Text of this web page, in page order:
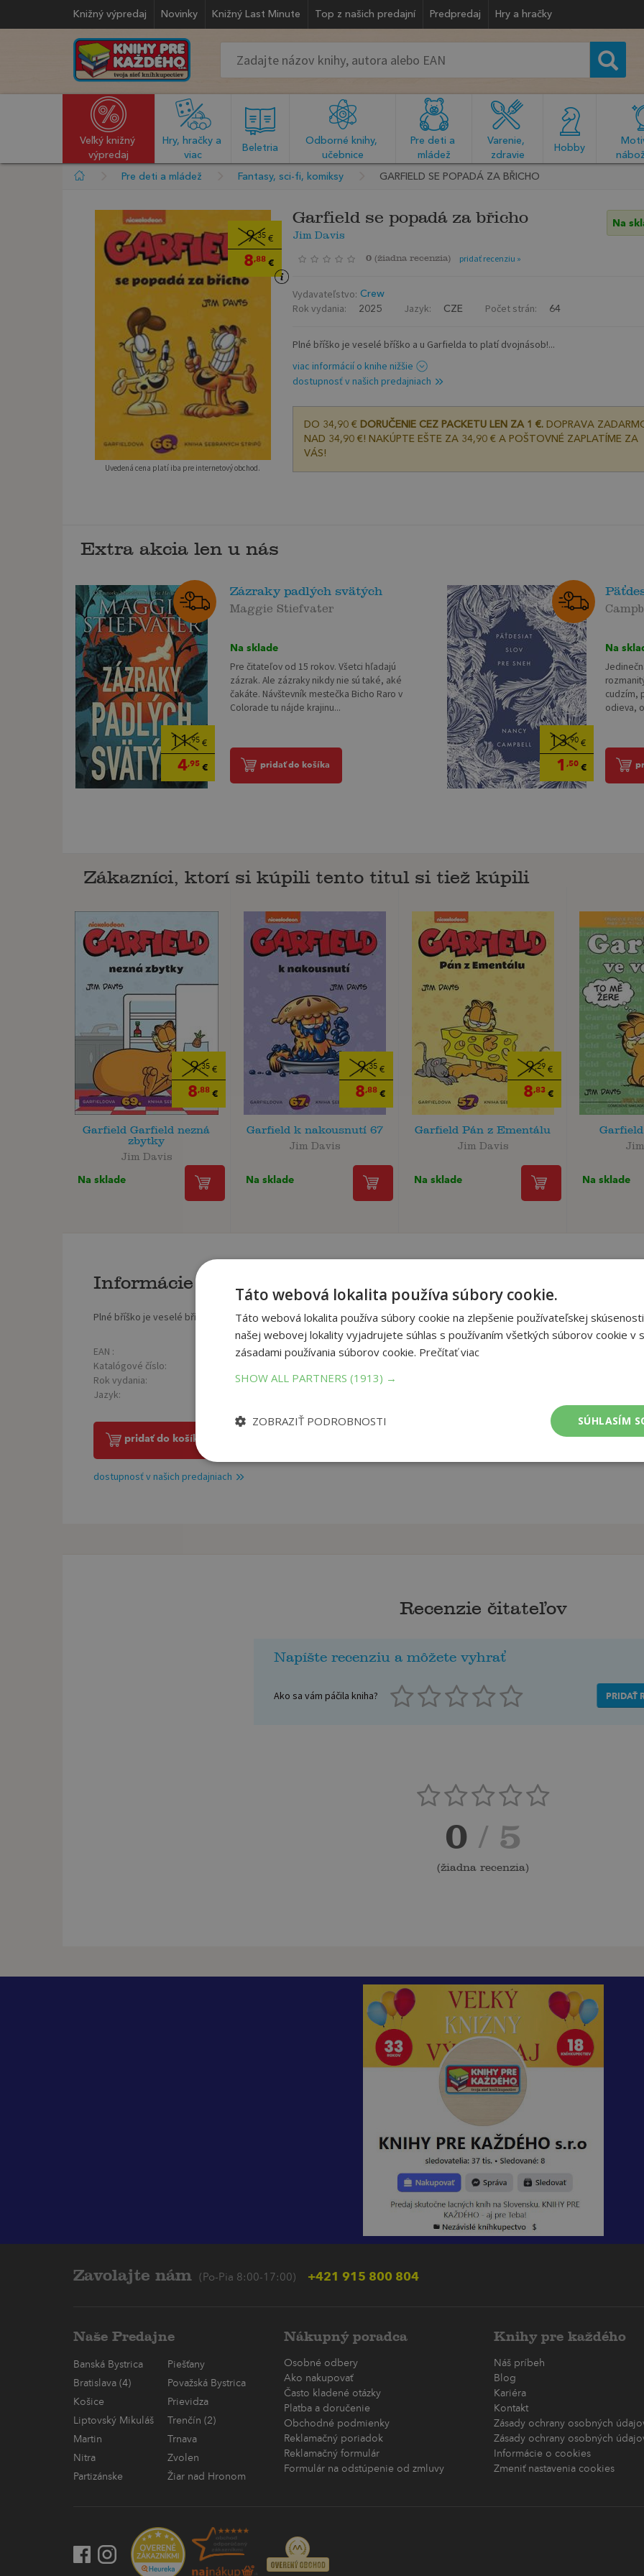
Knižný výpredaj Novinky Knižný Last Minute Top z našich predajní Predpredaj Hry a hračky
Veľký knižný
výpredaj
Hry, hračky a
viac
Beletria
Odborné knihy,
učebnice
Pre deti a
mládež
Varenie,
zdravie
Hobby
Pre deti a mládež Fantasy, sci-fi, komiksy GARFIELD SE POPADÁ ZA BŘICHO
9,35 €
8,88 €
Uvedená cena platí iba pre internetový obchod.
Garfield se popadá za břicho
Jim Davis
Na
0 (žiadna recenzia) pridať recenziu »
Vydavateľstvo: Crew
Rok vydania: 2025 Jazyk: CZE Počet strán: 64
Plné bříško je veselé bříško a u Garfielda to platí dvojnásob!...
viac informácií o knihe nižšie
dostupnosť v našich predajniach
DO 34,90 € DORUČENIE CEZ PACKETU LEN ZA 1 €.DOPRAVA
NAD 34,90 €! NAKÚPTE EŠTE ZA 34,90 € A POŠTOVNÉ ZAPLATÍME ZA
VÁS!
Extra akcia len u nás
11,95€
4,95€
Zázraky padlých svätých
Maggie Stiefvater
Na sklade
Pre čitateľov od 15 rokov. Všetci hľadajú
zázrak. Ale zázraky nikdy nie sú také, aké
čakáte. Návštevník mestečka Bicho Raro v
Colorade tu nájde krajinu...
pridať do košíka
13,90€
1 ,50€
Na
cudzím,
odieva,
Zákazníci, ktorí si kúpili tento titul si tiež kúpili
9,35 €
8,88 €
Garfield Garfield nezná
zbytky
Jim Davis
Na sklade
9,35 €
8,88 €
Garfield k nakousnutí 67
Jim Davis
Na sklade
9,29 €
8,83 €
Garfield Pán z Ementálu
Jim Davis
Na sklade Na sklade
Informácie o knihe
Plné bříško je veselé bříško a u Garfielda to platí dvojnásob!
EAN : 9788076798250
Katalógové číslo:
Rok vydania:
Jazyk:
Počet strán: 64
Rozmer: 210x297 mm
pridať do košíka
dostupnosť v našich predajniach
Recenzie čitateľov
Napíšte recenziu a môžete vyhrať
Ako sa vám páčila kniha? PRIDAŤ
0 / 5
(žiadna recenzia)
Zavolajte nám (Po-Pia 8:00-17:00) +421 915 800 804
Naše Predajne
Banská Bystrica
Piešťany
Bratislava (4)
Považská Bystrica
Košice
Prievidza
Liptovský Mikuláš
Trenčín (2)
Martin
Trnava
Nitra
Zvolen
Partizánske
Žiar nad Hronom
Nákupný poradca
Osobné odbery
Ako nakupovať
Často kladené otázky
Platba a doručenie
Obchodné podmienky
Reklamačný poriadok
Reklamačný formulár
Formulár na odstúpenie od zmluvy
Knihy pre každého
Náš príbeh
Blog
Kariéra
Kontakt
Zásady ochrany osobných
Zásady ochrany osobných
Informácie o cookies
Zmeniť nastavenia cookies
Táto webová lokalita používa súbory cookie.
Táto webová lokalita používa súbory cookie na zlepšenie používateľskej
našej webovej lokality vyjadrujete súhlas s používaním všetkých súborov cookie v
zásadami používania súborov cookie. Prečítať viac
SHOW ALL PARTNERS (1913) →
SÚHLASÍM
ZOBRAZIŤ PODROBNOSTI